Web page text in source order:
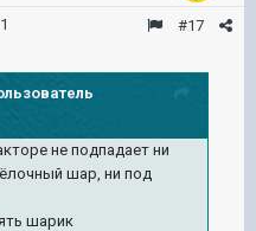
#17
не подпадает ни
шар, ни под
шарик